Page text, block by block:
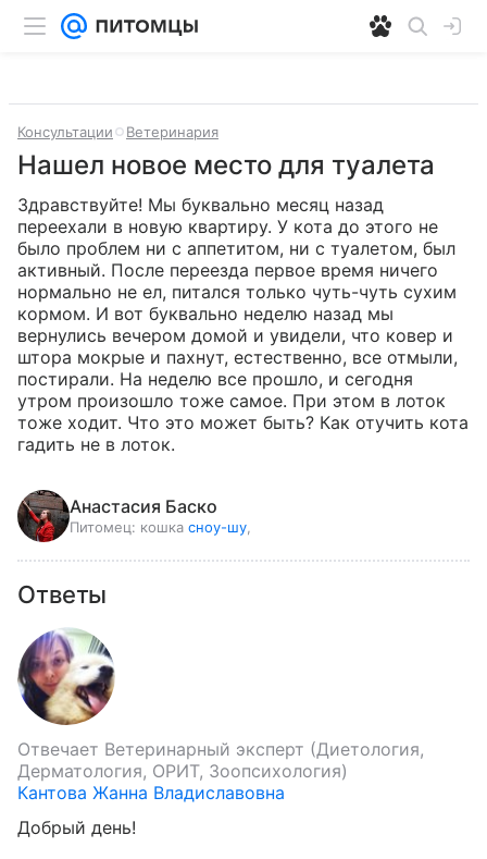
Консультации Ветеринария
Нашел новое место для туалета
Здравствуйте! Мы буквально месяц назад
переехали в новую квартиру. У кота до этого не
было проблем ни с аппетитом, ни с туалетом, был
активный. После переезда первое время ничего
нормально не ел, питался только чуть-чуть сухим
кормом. И вот буквально неделю назад мы
вернулись вечером домой и увидели, что ковер и
штора мокрые и пахнут, естественно, все отмыли,
постирали. На неделю все прошло, и сегодня
утром произошло тоже самое. При этом в лоток
тоже ходит. Что это может быть? Как отучить кота
гадить не в лоток.
Анастасия Баско
Питомец: кошка сноу-шу
Ответы
Отвечает Ветеринарный эксперт (Диетология,
Дерматология, ОРИТ, Зоопсихология)
Кантова Жанна Владиславовна
Добрый день!